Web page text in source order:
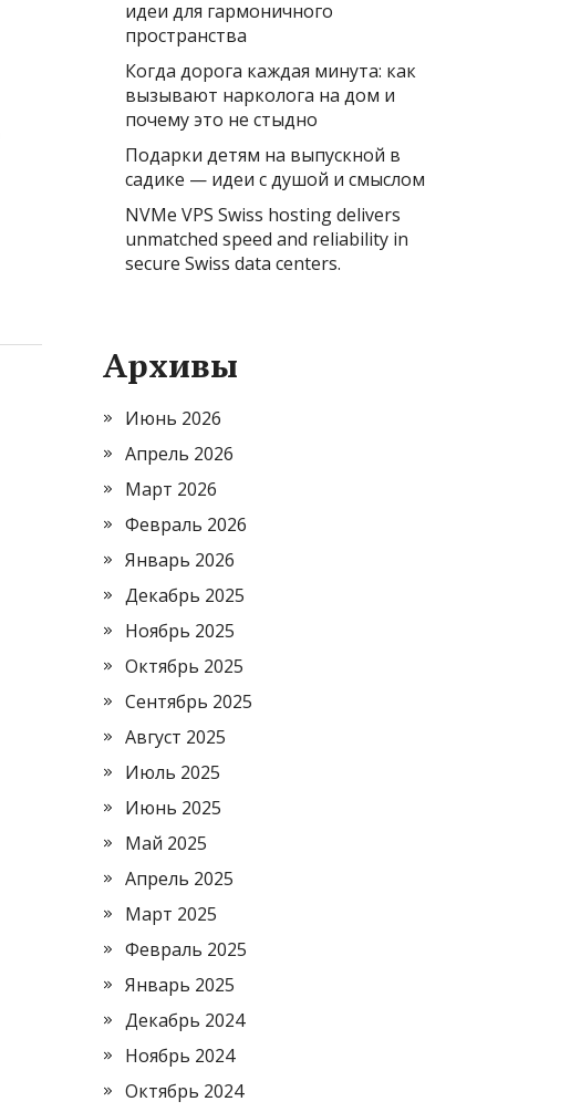
идеи для гармоничного
пространства
Когда дорога каждая минута: как
вызывают нарколога на дом и
почему это не стыдно
Подарки детям на выпускной в
садике — идеи с душой и смыслом
NVMe VPS Swiss hosting delivers
unmatched speed and reliability in
secure Swiss data centers.
Архивы
Июнь 2026
Апрель 2026
Март 2026
Февраль 2026
Январь 2026
Декабрь 2025
Ноябрь 2025
Октябрь 2025
Сентябрь 2025
Август 2025
Июль 2025
Июнь 2025
Май 2025
Апрель 2025
Март 2025
Февраль 2025
Январь 2025
Декабрь 2024
Ноябрь 2024
Октябрь 2024